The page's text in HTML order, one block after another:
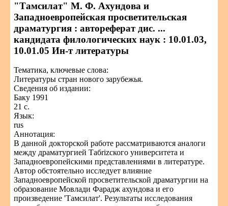
"Тамсилат" М. Ф. Ахундова и
Западноевропейская просветительская
драматургия : автореферат дис. ...
кандидата филологических наук : 10.01.03,
10.01.05 Ин-т литературы
Тематика, ключевые слова:
Литературы стран нового зарубежья.
Сведения об издании:
Баку 1991
21 с.
Язык:
rus
Аннотация:
В данной докторской работе рассматриваются аналоги
между драматургией Табrizского университета и
Западноевропейскими представлениями в литературе.
Автор обстоятельно исследует влияние
Западноевропейской просветительской драматургии на
образование Мовлади Фарадж ахундова и его
произведение 'Тамсилат'. Результаты исследования